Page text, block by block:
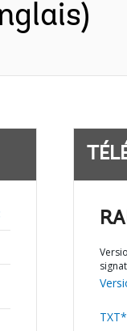
TXT*